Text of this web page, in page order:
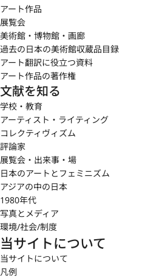
アート作品
展覧会
美術館・博物館・画廊
過去の日本の美術館収蔵品目録
アート翻訳に役立つ資料
アート作品の著作権
文献を知る
学校・教育
アーティスト・ライティング
コレクティヴィズム
評論家
展覧会・出来事・場
日本のアートとフェミニズム
アジアの中の日本
1980年代
写真とメディア
環境/社会/制度
当サイトについて
当サイトについて
凡例